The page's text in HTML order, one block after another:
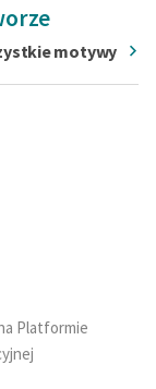
motywy
Platformie